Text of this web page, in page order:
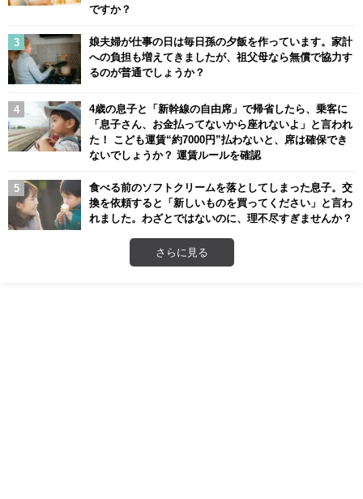
ですか？
娘夫婦が仕事の日は毎日孫の夕飯を作っています。家計
への負担も増えてきましたが、祖父母なら無償で協力す
るのが普通でしょうか？
4歳の息子と「新幹線の自由席」で帰省したら、乗客に
「息子さん、お金払ってないから座れないよ」と言われ
た！ こども運賃“約7000円”払わないと、席は確保でき
ないでしょうか？ 運賃ルールを確認
食べる前のソフトクリームを落としてしまった息子。交
換を依頼すると「新しいものを買ってください」と言わ
れました。わざとではないのに、理不尽すぎませんか？
さらに見る